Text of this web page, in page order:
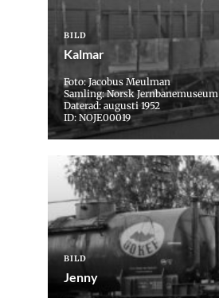
BILD
Kalmar
Foto: Jacobus Meulman
Samling: Norsk Jernbanemuseum
Daterad: augusti 1952
ID: NOJE00019
BILD
Jenny